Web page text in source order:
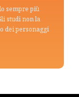
sempre più
studi non la
dei personaggi